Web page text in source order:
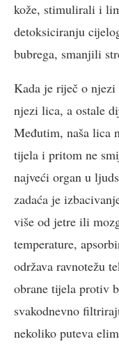
kože, stimulirali i
detoksiciranju
bubrega, smanjili
Kada je riječ o njezi
njezi lica, a ostale
Međutim, naša lica
tijela i pritom ne
najveći organ u
zadaća je
više od jetre ili
temperature,
održava ravnotežu
obrane tijela protiv
svakodnevno
nekoliko puteva